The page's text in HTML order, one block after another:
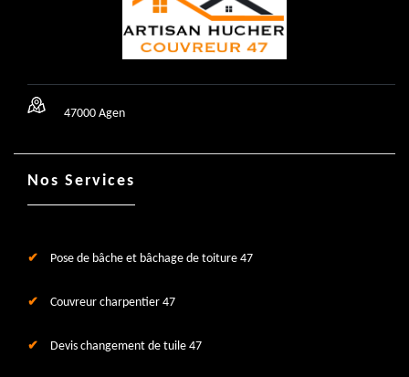
47000 Agen
Nos Services
Pose de bâche et bâchage de toiture 47
Couvreur charpentier 47
Devis changement de tuile 47